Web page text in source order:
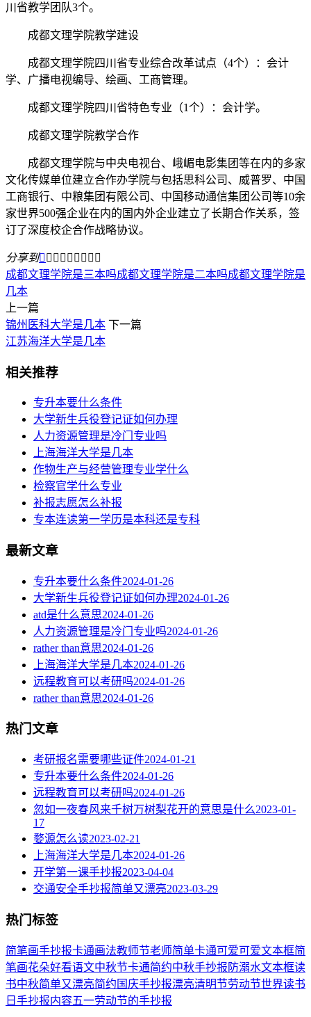
川省教学团队3个。
成都文理学院教学建设
成都文理学院四川省专业综合改革试点（4个）：会计
学、广播电视编导、绘画、工商管理。
成都文理学院四川省特色专业（1个）：会计学。
成都文理学院教学合作
成都文理学院与中央电视台、峨嵋电影集团等在内的多家
文化传媒单位建立合作办学院与包括思科公司、威普罗、中国
工商银行、中粮集团有限公司、中国移动通信集团公司等10余
家世界500强企业在内的国内外企业建立了长期合作关系，签
订了深度校企合作战略协议。
分享到        
成都文理学院是三本吗成都文理学院是二本吗成都文理学院是
几本
上一篇
锦州医科大学是几本 下一篇
江苏海洋大学是几本
相关推荐
专升本要什么条件
大学新生兵役登记证如何办理
人力资源管理是冷门专业吗
上海海洋大学是几本
作物生产与经营管理专业学什么
检察官学什么专业
补报志愿怎么补报
专本连读第一学历是本科还是专科
最新文章
专升本要什么条件2024-01-26
大学新生兵役登记证如何办理2024-01-26
atd是什么意思2024-01-26
人力资源管理是冷门专业吗2024-01-26
rather than意思2024-01-26
上海海洋大学是几本2024-01-26
远程教育可以考研吗2024-01-26
rather than意思2024-01-26
热门文章
考研报名需要哪些证件2024-01-21
专升本要什么条件2024-01-26
远程教育可以考研吗2024-01-26
忽如一夜春风来千树万树梨花开的意思是什么2023-01-
17
婺源怎么读2023-02-21
上海海洋大学是几本2024-01-26
开学第一课手抄报2023-04-04
交通安全手抄报简单又漂亮2023-03-29
热门标签
简笔画手抄报卡通画法教师节老师简单卡通可爱可爱文本框简
笔画花朵好看语文中秋节卡通简约中秋手抄报 防溺水文本框读
书中秋简单又漂亮简约 国庆手抄报漂亮清明节劳动节世界读书
日 手抄报内容五一劳动节的手抄报